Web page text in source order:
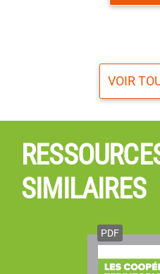
VOIR
SIMILAIRES
PDF